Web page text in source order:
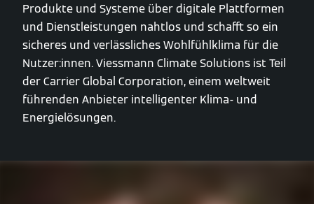
Produkte und Systeme über digitale Plattformen
und Dienstleistungen nahtlos und schafft so ein
sicheres und verlässliches Wohlfühlklima für die
Nutzer:innen. Viessmann Climate Solutions ist Teil
der Carrier Global Corporation, einem weltweit
führenden Anbieter intelligenter Klima- und
Energielösungen.